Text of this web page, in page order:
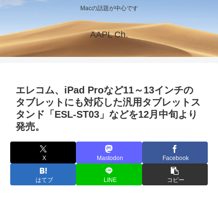
Macの話題が中心です
AAPL Ch.
エレコム、iPad Proなど11～13インチの
タブレットにも対応した汎用タブレットス
タンド「ESL-ST03」などを12月中旬より
発売。
X Mastodon Facebook
はてブ LINE コピー